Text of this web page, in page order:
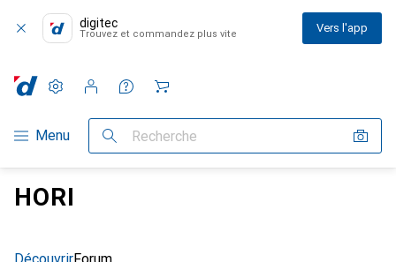
digitec
Trouvez et commandez plus vite Vers l'app
Navigation par catégorie
Menu Recherche
Paramètres
Compte client
Listes de comparaison
Listes d'envies
Panier
HORI